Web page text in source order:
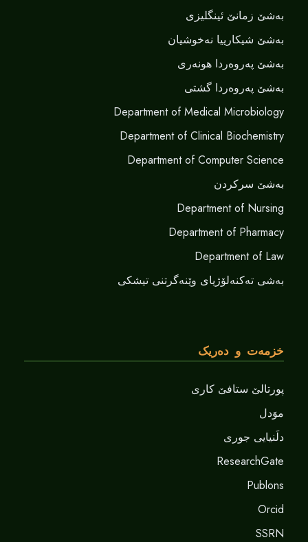
بەشێ زمانێ ‌‌ئینگلیزی
بەشێ شیکارییا نەخوشیان
بەشێ پەروەردا هونەری
بەشێ پەروەردا گشتی
Department of Medical Microbiology
Department of Clinical Biochemistry
Department of Computer Science
بەشێ سرکردن
Department of Nursing
Department of Pharmacy
Department of Law
بەشی تەکنەلۆژیای وێنەگرتنی تیشکی
خزمەت و دەریک
پورتالێ ستافێ کاری
موَدل
دلَنيايى جورى
ResearchGate
Publons
Orcid
SSRN